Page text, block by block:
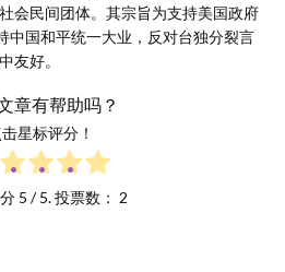
会民间团体。其宗旨为支持美国政府
中国和平统一大业，反对台独分裂言
友好。
章有帮助吗？
击星标评分！
5 / 5. 投票数： 2